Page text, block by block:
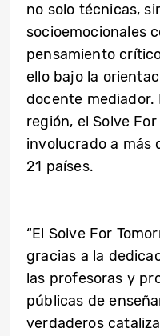
no solo técnicas,
socioemocionales
pensamiento
ello bajo la
docente mediador.
región, el Solve
involucrado a más
21 países.
“El Solve For
gracias a la
las profesoras y
públicas de
verdaderos